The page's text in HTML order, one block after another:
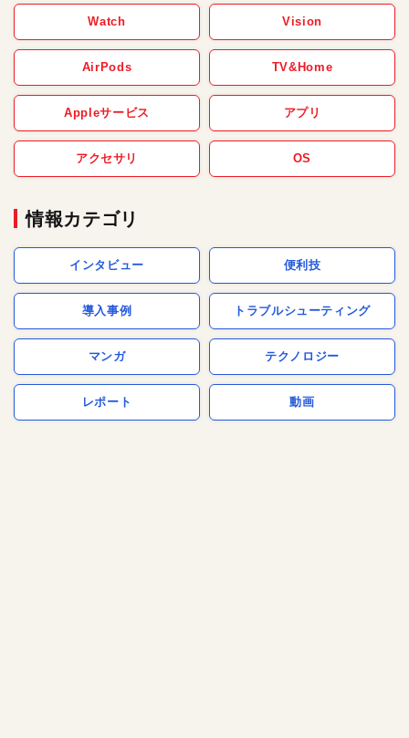
Watch Vision
AirPods TV&Home
Appleサービス アプリ
アクセサリ OS
情報カテゴリ
インタビュー 便利技
導入事例 トラブルシューティング
マンガ テクノロジー
レポート 動画